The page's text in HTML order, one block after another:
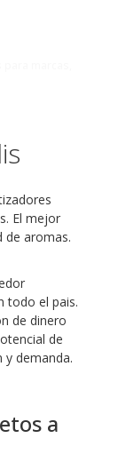
El mejor
de aromas.
todo el pais.
de dinero
de
y demanda.
a